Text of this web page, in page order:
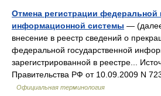
Отмена регистрации федеральной
информационной системы —
внесение в реестр сведений о
федеральной государственной
зарегистрированной в реестре...
Правительства РФ от 10.09.2009 N
Официальная терминология